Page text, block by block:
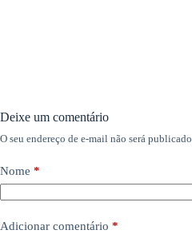
Deixe um comentário
O seu endereço de e-mail não será publicado.
Nome *
Adicionar comentário *